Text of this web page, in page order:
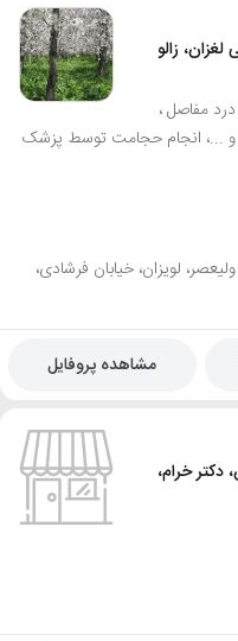
زالو
مفاصل ،
و ...، انجام حجامت توسط پزشک
و ولیعصر، لویزان، خیابان فرشادی،
مشاهده پروفایل
دکتر خرام،